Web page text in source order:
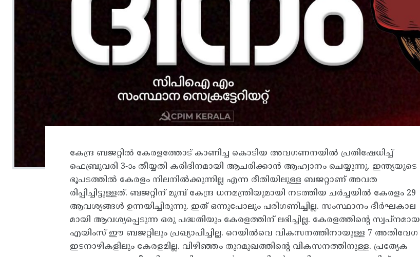
കേന്ദ്ര ബജറ്റില്‍ കേരളത്തോട്‌ കാണിച്ച കൊടിയ അവഗണനയില്‍ പ്രതിഷേധിച്ച്‌
ഫെബ്രുവരി 3-ാം തീയ്യതി കരിദിനമായി ആചരിക്കാന്‍ ആഹ്വാനം ചെയ്യുന്നു. ഇന്ത്യയുടെ
ഭൂപടത്തില്‍ കേരളം നിലനില്‍ക്കുന്നില്ല എന്ന രീതിയിലുള്ള ബജറ്റാണ്‌ അവത
രിപ്പിച്ചിട്ടുള്ളത്‌. ബജറ്റിന്‌ മുമ്പ്‌ കേന്ദ്ര ധനമന്ത്രിയുമായി നടത്തിയ ചര്‍ച്ചയില്‍ കേരളം 29
ആവശ്യങ്ങള്‍ ഉന്നയിച്ചിരുന്നു. ഇത്‌ ഒന്നുപോലും പരിഗണിച്ചില്ല. സംസ്ഥാനം ദീര്‍ഘകാല
മായി ആവശ്യപ്പെടുന്ന ഒരു പദ്ധതിയും കേരളത്തിന്‌ ലഭിച്ചില്ല. കേരളത്തിന്റെ സ്വപ്‌നമായ
എയിംസ്‌ ഈ ബജറ്റിലും പ്രഖ്യാപിച്ചില്ല. റെയില്‍വെ വികസനത്തിനായുള്ള 7 അതിവേഗ
ഇടനാഴികളിലും കേരളമില്ല. വിഴിഞ്ഞം തുറമുഖത്തിന്റെ വികസനത്തിനുള്ള. പ്രത്യേക